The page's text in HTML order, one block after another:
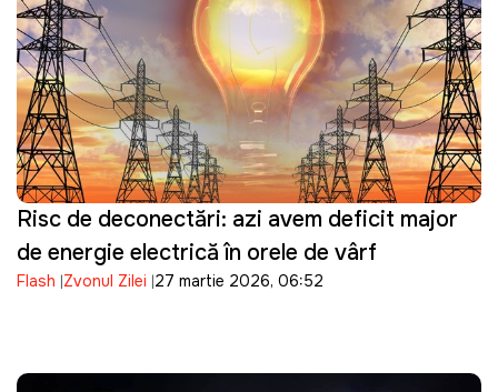
Risc de deconectări: azi avem deficit major
de energie electrică în orele de vârf
Flash Zvonul Zilei 27 martie 2026, 06:52